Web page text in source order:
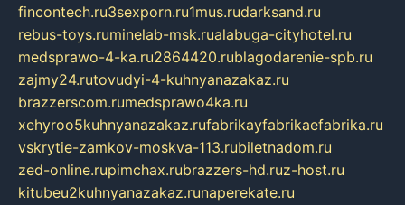
fincontech.ru3sexporn.ru1mus.rudarksand.ru
rebus-toys.ruminelab-msk.rualabuga-cityhotel.ru
medsprawo-4-ka.ru2864420.rublagodarenie-spb.ru
zajmy24.rutovudyi-4-kuhnyanazakaz.ru
brazzerscom.rumedsprawo4ka.ru
xehyroo5kuhnyanazakaz.rufabrikayfabrikaefabrika.ru
vskrytie-zamkov-moskva-113.rubiletnadom.ru
zed-online.rupimchax.rubrazzers-hd.ruz-host.ru
kitubeu2kuhnyanazakaz.runaperekate.ru